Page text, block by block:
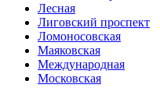
Лесная
Лиговский проспект
Ломоносовская
Маяковская
Международная
Московская